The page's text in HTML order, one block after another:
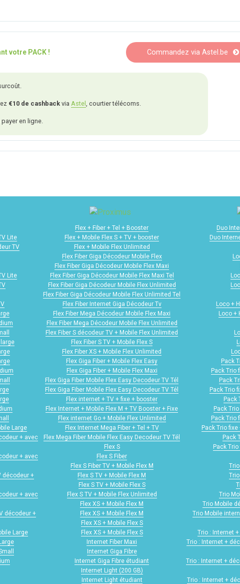
votre PACK ! Commandez via Astel.be
€10 de cashbackvia Astel , courtier télécoms.
en ligne.
Lite
TV
Lite
Large
+ avec
+ avec
décodeur +
+ avec
décodeur +
Large
Flex + Fiber + Tel + Booster
Flex + Mobile Flex S + TV + booster
Flex + Mobile Flex Unlimited
Flex Fiber Giga Décodeur Mobile Flex
Flex Fiber Giga Décodeur Mobile Flex Maxi
Flex Fiber Giga Décodeur Mobile Flex Maxi Tel
Flex Fiber Giga Décodeur Mobile Flex Unlimited
Flex Fiber Giga Décodeur Mobile Flex Unlimited Tel
Flex Fiber Internet Giga Décodeur Tv
Flex Fiber Mega Décodeur Mobile Flex Maxi
Flex Fiber Mega Décodeur Mobile Flex Unlimited
Flex Fiber S décodeur TV + Mobile Flex Unlimited
Flex Fiber S TV + Mobile Flex S
Flex Fiber XS + Mobile Flex Unlimited
Flex Giga Fiber + Mobile Flex Easy
Flex Giga Fiber + Mobile Flex Maxi
Flex Giga Fiber Mobile Flex Easy Decodeur TV Tél
Flex Giga Fiber Mobile Flex Easy Decodeur TV Tél
Flex internet + TV + fixe + booster
Flex Internet + Mobile Flex M + TV Booster + Fixe
Flex internet Go + Mobile Flex Unlimited
Flex Internet Mega Fiber + Tel + TV
Flex Mega Fiber Mobile Flex Easy Decodeur TV Tél
Flex S
Flex S Fiber
Flex S Fiber TV + Mobile Flex M
Flex S TV + Mobile Flex M
Flex S TV + Mobile Flex S
Flex S TV + Mobile Flex Unlimited
Flex XS + Mobile Flex M
Flex XS + Mobile Flex M
Flex XS + Mobile Flex S
Flex XS + Mobile Flex S
Internet Fiber Maxi
Internet Giga Fibre
Internet Giga Fibre étudiant
Internet Light (200 GB)
Internet Light étudiant
Duo
Duo
Loco +
Loco +
Pack
Pack Trio
Pack
Pack Trio
Pack
Pack
Pack Trio
Pack Trio fixe
Pack
Pack
Trio
Trio Mobile
Trio Mobile
Trio : Internet
Trio : Internet +
Trio : Internet +
Trio : Internet +